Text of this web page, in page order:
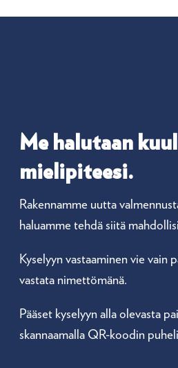
Me halutaan
mielipiteesi.
Rakennamme uutta
haluamme tehdä siitä
Kyselyyn vastaaminen vie vain
vastata nimettömänä.
Pääset kyselyyn alla olevasta
skannaamalla QR-koodin